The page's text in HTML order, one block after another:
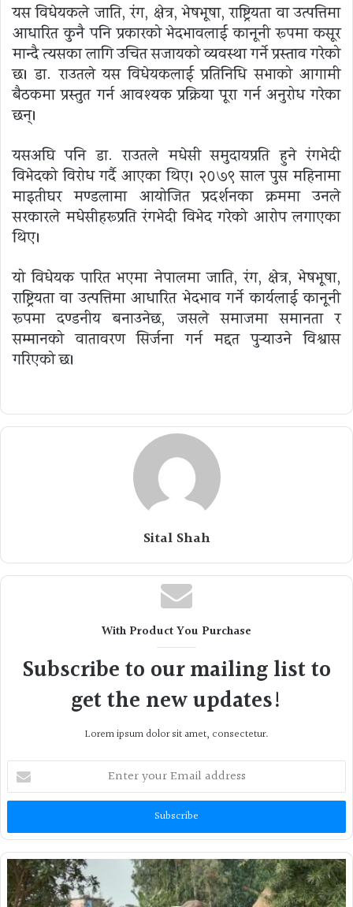
यस विधेयकले जाति, रंग, क्षेत्र, भेषभूषा, राष्ट्रियता वा उत्पत्तिमा
आधारित कुनै पनि प्रकारको भेदभावलाई कानूनी रूपमा कसूर
मान्दै त्यसका लागि उचित सजायको व्यवस्था गर्ने प्रस्ताव गरेको
छ। डा. राउतले यस विधेयकलाई प्रतिनिधि सभाको आगामी
बैठकमा प्रस्तुत गर्न आवश्यक प्रक्रिया पूरा गर्न अनुरोध गरेका
छन्।
यसअघि पनि डा. राउतले मधेसी समुदायप्रति हुने रंगभेदी
विभेदको विरोध गर्दै आएका थिए। २०७९ साल पुस महिनामा
माइतीघर मण्डलामा आयोजित प्रदर्शनका क्रममा उनले
सरकारले मधेसीहरूप्रति रंगभेदी विभेद गरेको आरोप लगाएका
थिए।
यो विधेयक पारित भएमा नेपालमा जाति, रंग, क्षेत्र, भेषभूषा,
राष्ट्रियता वा उत्पत्तिमा आधारित भेदभाव गर्ने कार्यलाई कानूनी
रूपमा दण्डनीय बनाउनेछ, जसले समाजमा समानता र
सम्मानको वातावरण सिर्जना गर्न मद्दत पुर्‍याउने विश्वास
गरिएको छ।
Sital Shah
With Product You Purchase
Subscribe to our mailing list to
get the new updates!
Lorem ipsum dolor sit amet, consectetur.
Enter
your
Email